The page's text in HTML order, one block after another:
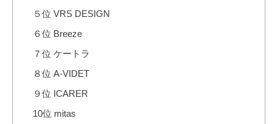
５位 VRS DESIGN
６位 Breeze
７位 ケートラ
８位 A-VIDET
９位 ICARER
10位 mitas